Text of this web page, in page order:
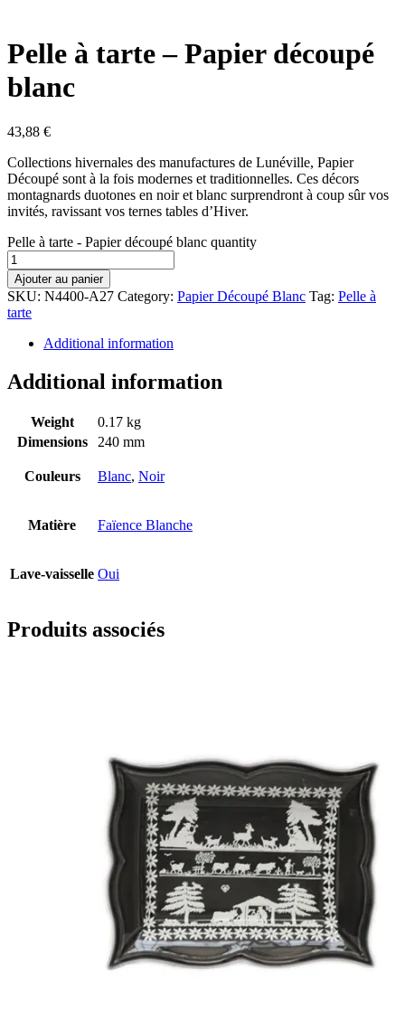
Pelle à tarte – Papier découpé
blanc
43,88 €
Collections hivernales des manufactures de Lunéville, Papier
Découpé sont à la fois modernes et traditionnelles. Ces décors
montagnards duotones en noir et blanc surprendront à coup sûr vos
invités, ravissant vos ternes tables d’Hiver.
Pelle à tarte - Papier découpé blanc quantity
Ajouter au panier
SKU: N4400-A27 Category: Papier Découpé Blanc Tag: Pelle à
tarte
Additional information
Additional information
Weight
0.17 kg
Dimensions
240 mm
Couleurs Blanc, Noir
Matière Faïence Blanche
Lave-vaisselle Oui
Produits associés